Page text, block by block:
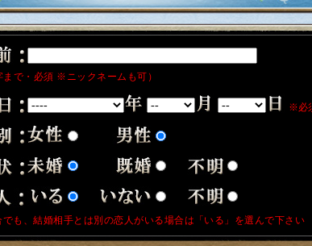
まで・必須 ※ニックネームも可）
※必
も、結婚相手とは別の恋人がいる場合は「いる」を選んで下さい